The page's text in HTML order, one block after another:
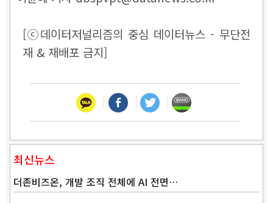
[ⓒ데이터저널리즘의 중심 데이터뉴스 - 무단전
재 & 재배포 금지]
최신뉴스
더존비즈온, 개발 조직 전체에 AI 전면…